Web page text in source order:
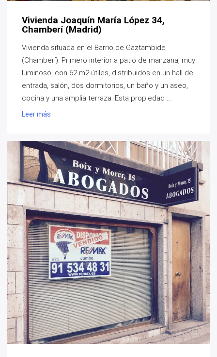
Vivienda Joaquín María López 34,
Chamberí (Madrid)
Vivienda situada en el Barrio de Gaztambide
(Chamberí). Primero interior a patio de manzana, muy
luminoso, con 62 m2 útiles, distribuidos en un hall de
entrada, salón, dos dormitorios, un baño y un aseo,
cocina y una amplia terraza. Esta propiedad ...
Leer más